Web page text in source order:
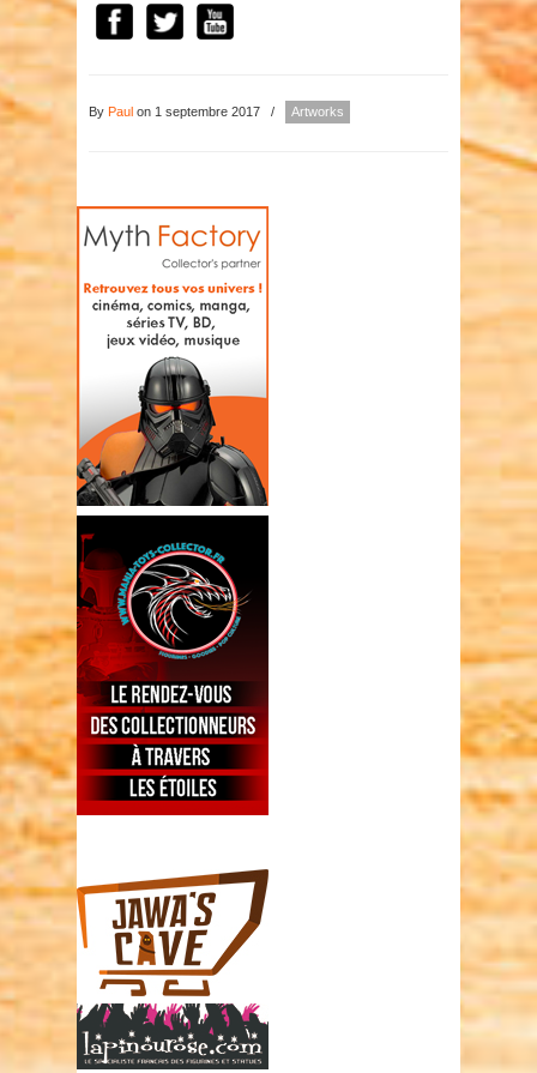
By Paul on 1 septembre 2017 / Artworks